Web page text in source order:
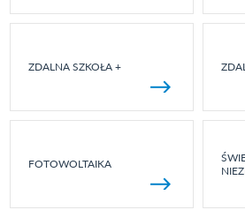
ZDALNA SZKOŁA +
FOTOWOLTAIKA